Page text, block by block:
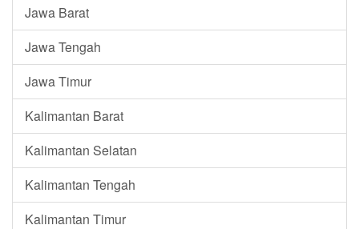
Jawa Barat
Jawa Tengah
Jawa Timur
Kalimantan Barat
Kalimantan Selatan
Kalimantan Tengah
Kalimantan Timur